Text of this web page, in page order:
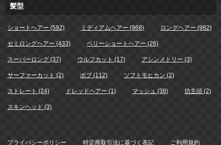
髪型
ショートヘアー (592) ミディアムヘアー (968) ロングヘアー (982)
セミロングヘアー (433) ベリーショートヘアー (26)
スーパーロング (37) ウルフカット (17) アシンメトリー (3)
サーファーカット (2) ボブ (112) ソフトモヒカン (2)
ストレート (24) ドレッドヘアー (1) マッシュ (38) 坊主頭 (2)
スキンヘッド (3)
プライバシーポリシー 特定商取引法に基づく表記 ご利用規約